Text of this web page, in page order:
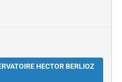
HECTOR BERLIOZ